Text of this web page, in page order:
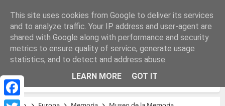
Facebook
MUSEO DE LA MEMORIA
This site uses cookies from Google to deliver its services
and to analyze traffic. Your IP address and user-agent are
shared with Google along with performance and security
metrics to ensure quality of service, generate usage
statistics, and to detect and address abuse.
LEARN MORE
GOT IT